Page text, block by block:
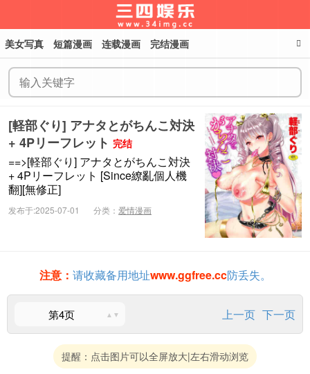
美女写真 短篇漫画 连载漫画 完结漫画
[軽部ぐり] アナタとがちんこ対決
+ 4Pリーフレット 完结
==>[軽部ぐり] アナタとがちんこ対決
+ 4Pリーフレット [Since繚亂個人機
翻][無修正]
发布于:2025-07-01 分类： 爱情漫画
注意： 请收藏备用地址www.ggfree.cc防丢失。
第4页 上一页 下一页
提醒：点击图片可以全屏放大|左右滑动浏览